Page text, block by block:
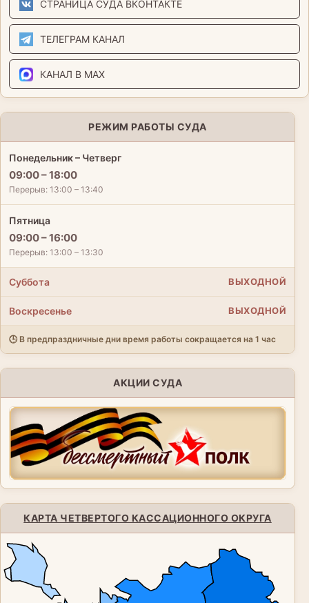
СТРАНИЦА СУДА ВКОНТАКТЕ
ТЕЛЕГРАМ КАНАЛ
КАНАЛ В MAX
РЕЖИМ РАБОТЫ СУДА
Понедельник – Четверг
09:00 – 18:00
Перерыв: 13:00 – 13:40
Пятница
09:00 – 16:00
Перерыв: 13:00 – 13:30
Суббота ВЫХОДНОЙ
Воскресенье ВЫХОДНОЙ
🕒 В предпраздничные дни время работы сокращается на 1 час
АКЦИИ СУДА
КАРТА ЧЕТВЕРТОГО КАССАЦИОННОГО ОКРУГА